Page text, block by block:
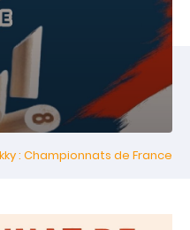
: Championnats de France